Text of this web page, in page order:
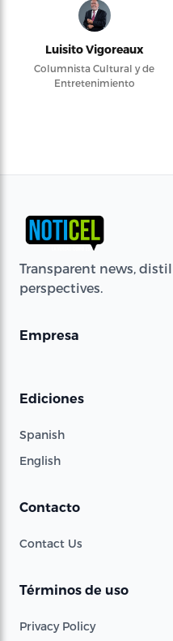
Luisito Vigoreaux
Columnista Cultural y de
Entretenimiento
Transparent news,
perspectives.
Empresa
Ediciones
Spanish
English
Contacto
Contact Us
Términos de uso
Privacy Policy